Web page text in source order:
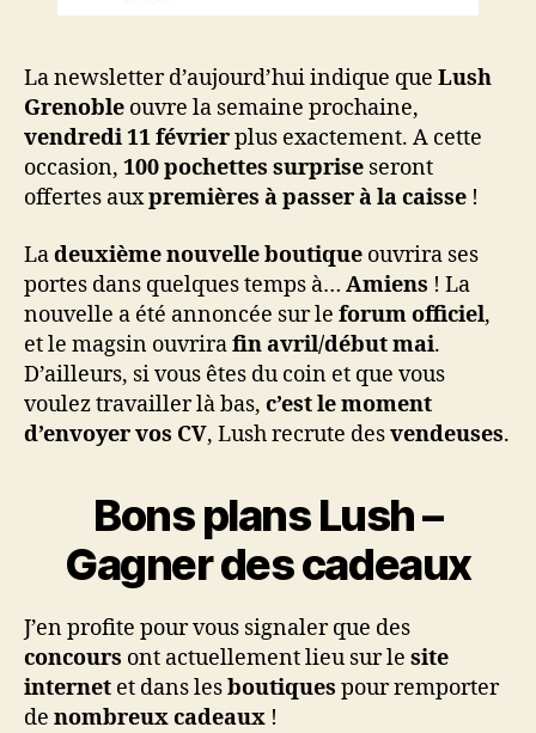
La newsletter d’aujourd’hui indique que Lush
Grenoble ouvre la semaine prochaine,
vendredi 11 févrierplus exactement. A cette
occasion, 100 pochettes surprise seront
offertes auxpremières à passer à la caisse !
Ladeuxième nouvelle boutique ouvrira ses
portes dans quelques temps à… Amiens ! La
nouvelle a été annoncée sur le forum officiel,
et le magsin ouvrirafin avril/début mai.
D’ailleurs, si vous êtes du coin et que vous
voulez travailler là bas, c’est le moment
d’envoyer vos CV, Lush recrute desvendeuses.
Bons plans Lush –
Gagner des cadeaux
J’en profite pour vous signaler que des
concours ont actuellement lieu sur le site
internet et dans lesboutiques pour remporter
de nombreux cadeaux !